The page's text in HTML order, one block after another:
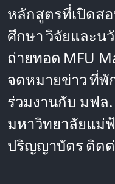
หลักสูตรที่เปิดส
ศึกษาวิจัยและน
ถ่ายทอด MFU
จดหมายข่าวที่พั
ร่วมงานกับ มฟล.
มหาวิทยาลัยแม่
ปริญญาบัตรติด